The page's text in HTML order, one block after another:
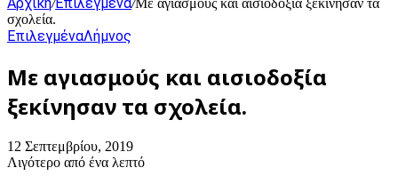
/ /Με αγιασμούς και αισιοδοξία ξεκίνησαν τα
σχολεία.
ΕπιλεγμέναΛήμνος
Με αγιασμούς και αισιοδοξία
ξεκίνησαν τα σχολεία.
12 Σεπτεμβρίου, 2019
Λιγότερο από ένα λεπτό